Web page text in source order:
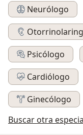
Neurólogo
Psicólogo
Cardiólogo
Ginecólogo
Buscar otra